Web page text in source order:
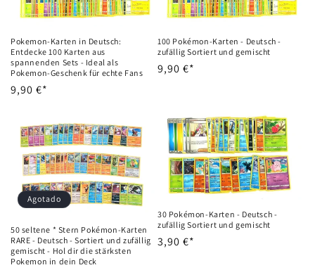
Pokemon-Karten in Deutsch:
Entdecke 100 Karten aus
spannenden Sets - Ideal als
Pokemon-Geschenk für echte Fans
Precio
9,90 €*
100 Pokémon-Karten - Deutsch -
zufällig Sortiert und gemischt
Precio
9,90 €*
Agotado
50 seltene * Stern Pokémon-Karten
RARE - Deutsch - Sortiert und zufällig
gemischt - Hol dir die stärksten
Pokemon in dein Deck
30 Pokémon-Karten - Deutsch -
zufällig Sortiert und gemischt
Precio
3,90 €*